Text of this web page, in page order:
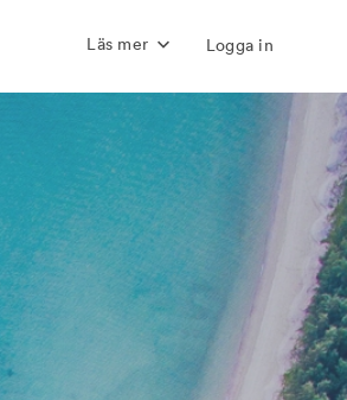
Läs mer Logga in